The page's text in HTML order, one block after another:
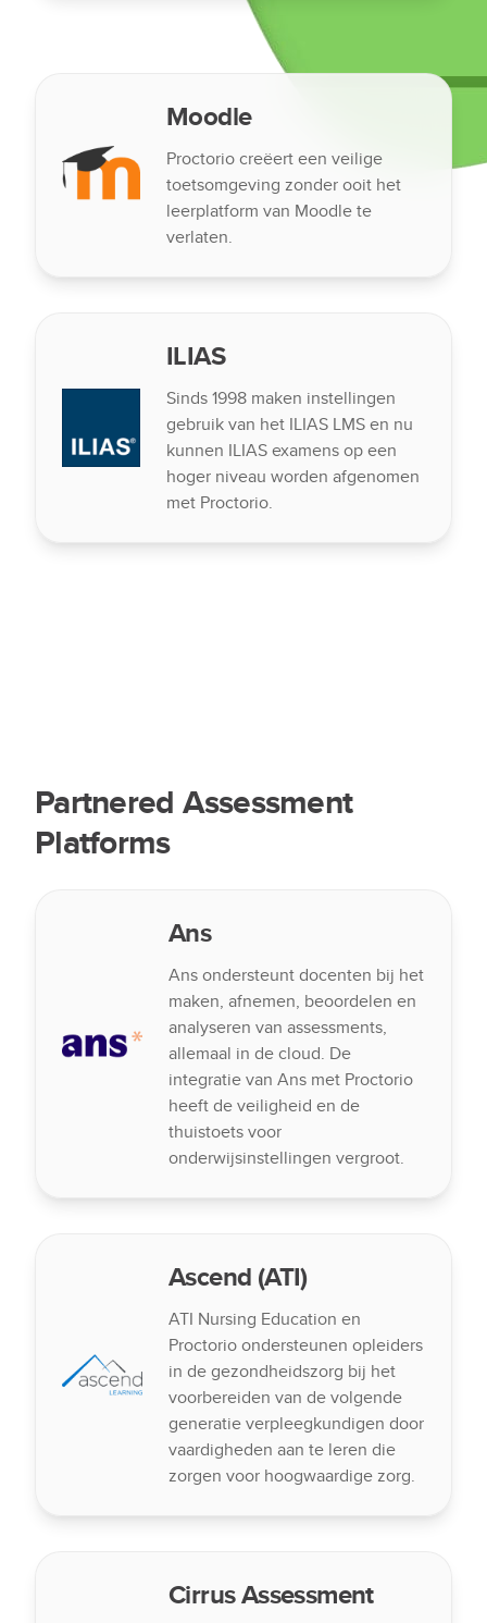
Moodle
Proctorio creëert een veilige
toetsomgeving zonder ooit het
leerplatform van Moodle te
verlaten.
ILIAS
Sinds 1998 maken instellingen
gebruik van het ILIAS LMS en nu
kunnen ILIAS examens op een
hoger niveau worden afgenomen
met Proctorio.
Partnered Assessment
Platforms
Ans
Ans ondersteunt docenten bij het
maken, afnemen, beoordelen en
analyseren van assessments,
allemaal in de cloud. De
integratie van Ans met Proctorio
heeft de veiligheid en de
thuistoets voor
onderwijsinstellingen vergroot.
Ascend (ATI)
ATI Nursing Education en
Proctorio ondersteunen opleiders
in de gezondheidszorg bij het
voorbereiden van de volgende
generatie verpleegkundigen door
vaardigheden aan te leren die
zorgen voor hoogwaardige zorg.
Cirrus Assessment